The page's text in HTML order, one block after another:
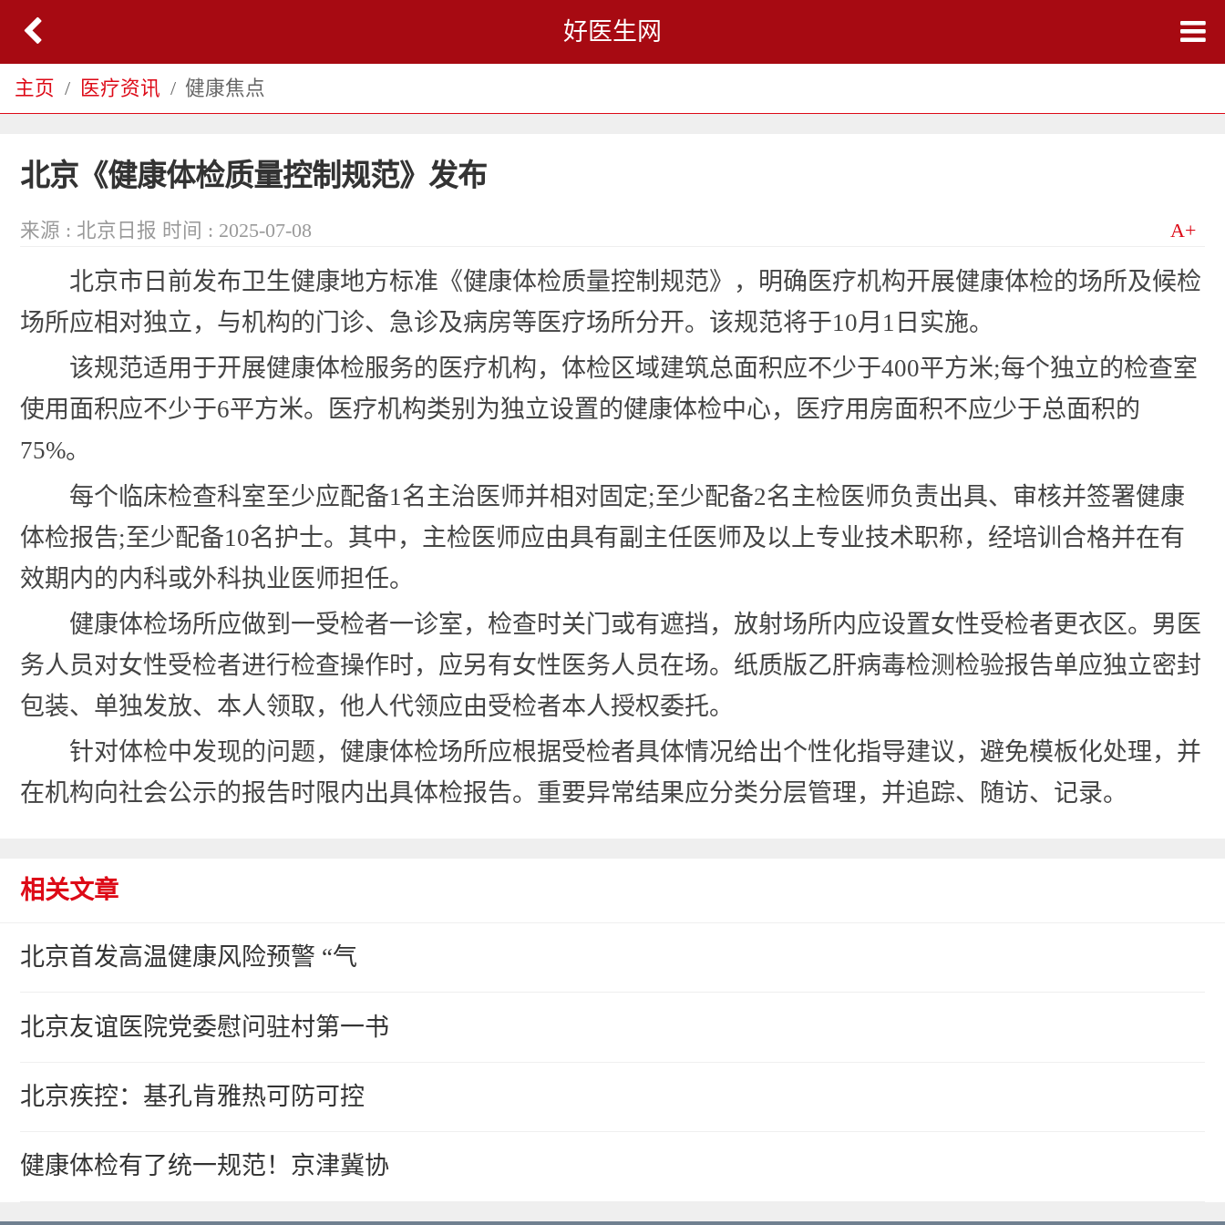
好医生网
主页 医疗资讯 健康焦点
北京《健康体检质量控制规范》发布
来源 : 北京日报 时间 : 2025-07-08 A+
北京市日前发布卫生健康地方标准《健康体检质量控制规范》，明确医疗机构开展健康体检的场所及候检
场所应相对独立，与机构的门诊、急诊及病房等医疗场所分开。该规范将于10月1日实施。
该规范适用于开展健康体检服务的医疗机构，体检区域建筑总面积应不少于400平方米;每个独立的检查室
使用面积应不少于6平方米。医疗机构类别为独立设置的健康体检中心，医疗用房面积不应少于总面积的
75%。
每个临床检查科室至少应配备1名主治医师并相对固定;至少配备2名主检医师负责出具、审核并签署健康
体检报告;至少配备10名护士。其中，主检医师应由具有副主任医师及以上专业技术职称，经培训合格并在有
效期内的内科或外科执业医师担任。
健康体检场所应做到一受检者一诊室，检查时关门或有遮挡，放射场所内应设置女性受检者更衣区。男医
务人员对女性受检者进行检查操作时，应另有女性医务人员在场。纸质版乙肝病毒检测检验报告单应独立密封
包装、单独发放、本人领取，他人代领应由受检者本人授权委托。
针对体检中发现的问题，健康体检场所应根据受检者具体情况给出个性化指导建议，避免模板化处理，并
在机构向社会公示的报告时限内出具体检报告。重要异常结果应分类分层管理，并追踪、随访、记录。
相关文章
北京首发高温健康风险预警 “气
北京友谊医院党委慰问驻村第一书
北京疾控：基孔肯雅热可防可控
健康体检有了统一规范！京津冀协